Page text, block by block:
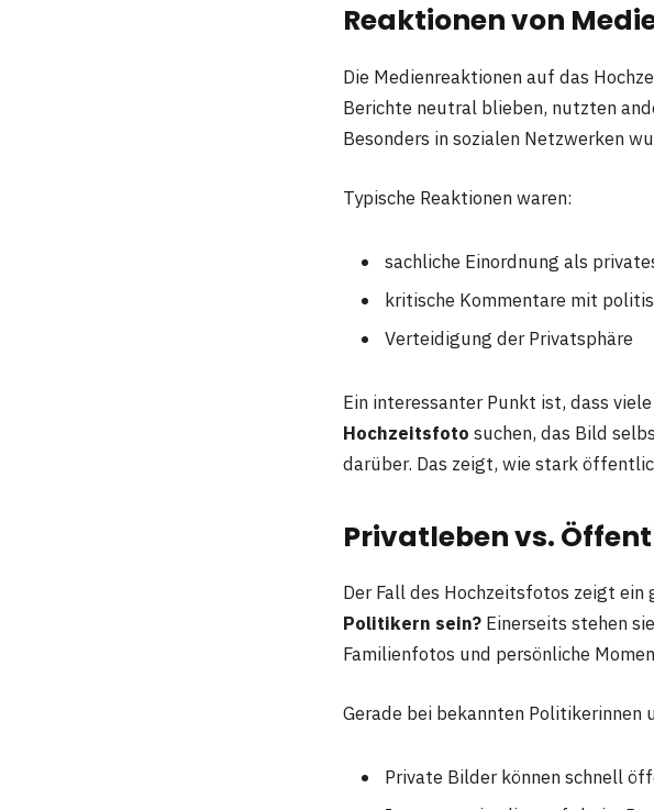
Reaktionen von
Die Medienreaktionen auf das
Berichte neutral blieben, nutzten
Besonders in sozialen Netzwerken
Typische Reaktionen waren:
sachliche Einordnung als
kritische Kommentare mit
Verteidigung der Privatsphäre
Ein interessanter Punkt ist, dass
Hochzeitsfoto suchen, das Bild
darüber. Das zeigt, wie stark
Privatleben vs.
Der Fall des Hochzeitsfotos zeigt ein
Politikern sein? Einerseits stehen
Familienfotos und persönliche
Gerade bei bekannten Politikerinnen
Private Bilder können schnell